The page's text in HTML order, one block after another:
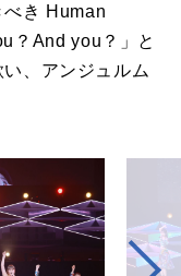
べき Human
？And you？」と
、アンジュルム